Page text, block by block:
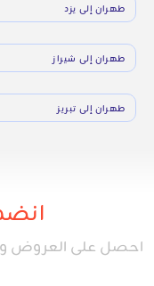
طهران إلى يزد
طهران إلى شيراز
طهران إلى تبريز
احصل على العروض